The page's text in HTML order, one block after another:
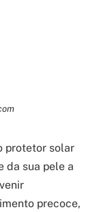
protetor solar
da sua pele a
precoce,